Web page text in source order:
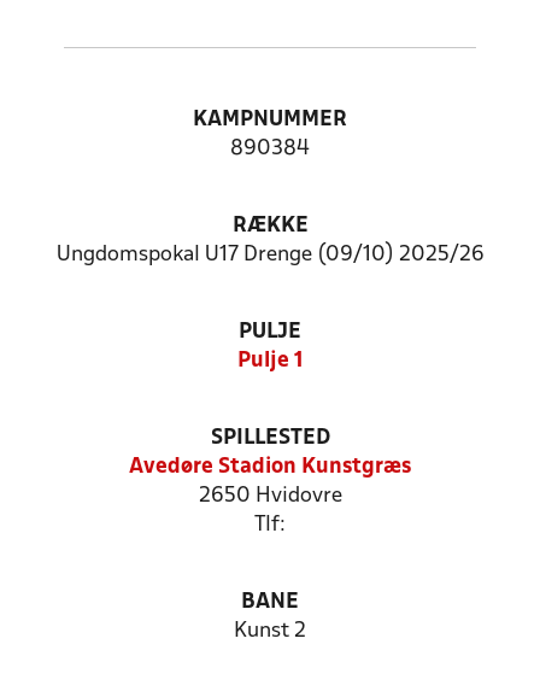
KAMPNUMMER
890384
RÆKKE
Ungdomspokal U17 Drenge (09/10) 2025/26
PULJE
Pulje 1
SPILLESTED
Avedøre Stadion Kunstgræs
2650 Hvidovre
Tlf:
BANE
Kunst 2